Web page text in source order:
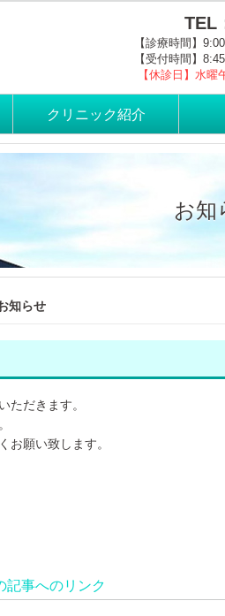
TEL
【診療時間】
【受付時間】
【休診日】水曜
クリニック紹介
お知
知らせ
ただきます。
お願い致します。
記事へのリンク